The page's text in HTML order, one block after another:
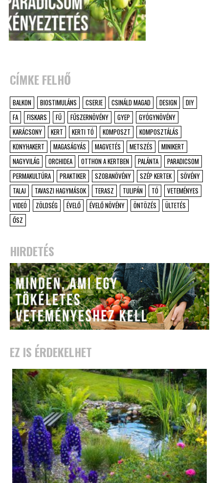
CÍMKE FELHŐ
BALKON BIOSTIMULÁNS CSERJE CSINÁLD MAGAD DESIGN
DIY
FA
FISKARS FŰ FŰSZERNÖVÉNY GYEP
GYÓGYNÖVÉNY
KARÁCSONY
KERT KERTI TÓ KOMPOSZT
KOMPOSZTÁLÁS
KONYHAKERT
MAGASÁGYÁS MAGVETÉS METSZÉS
MINIKERT
NAGYVILÁG
ORCHIDEA OTTHON A KERTBEN PALÁNTA
PARADICSOM
PERMAKULTÚRA
PRAKTIKER SZOBANÖVÉNY SZÉP KERTEK
SÖVÉNY
TALAJ
TAVASZI HAGYMÁSOK TERASZ TULIPÁN TÓ
VETEMÉNYES
VIDEÓ
ZÖLDSÉG ÉVELŐ ÉVELŐ NÖVÉNY ÖNTÖZÉS
ÜLTETÉS
ŐSZ
HIRDETÉS
EZ IS ÉRDEKELHET